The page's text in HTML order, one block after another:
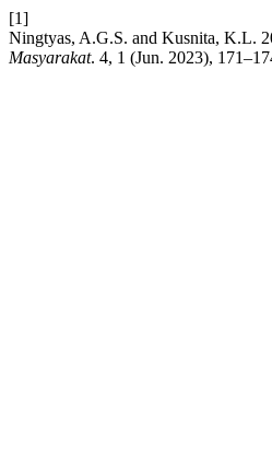
[1]
Ningtyas, A.G.S. and Kusnita, K.L.
Masyarakat. 4, 1 (Jun. 2023),